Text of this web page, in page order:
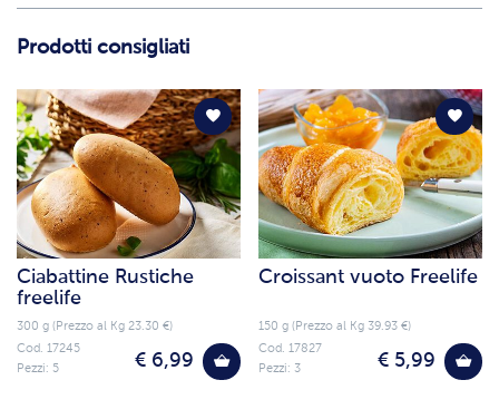
Prodotti consigliati
Ciabattine Rustiche
freelife
300 g (Prezzo al Kg 23.30 €)
€ 6,99
Cod. 17245
Pezzi: 5
Croissant vuoto Freelife
150 g (Prezzo al Kg 39.93 €)
€ 5,99
Cod. 17827
Pezzi: 3